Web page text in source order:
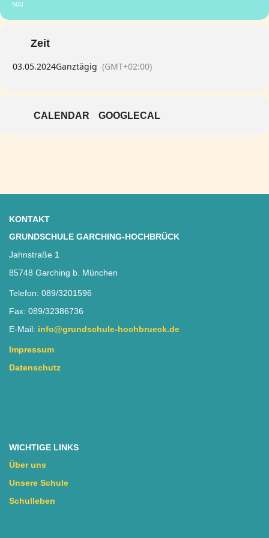
MAI
Zeit
03.05.2024Ganztägig (GMT+02:00)
CALENDAR GOOGLECAL
KONTAKT
GRUNDSCHULE GARCHING-HOCHBRÜCK
Jahnstraße 1
85748 Garching b. München
Telefon: 089/3201596
Fax: 089/32386736
E-Mail: info@grundschule-hochbrueck.de
Impressum
Datenschutz
WICHTIGE LINKS
Über uns
Unsere Schule
Schulleben